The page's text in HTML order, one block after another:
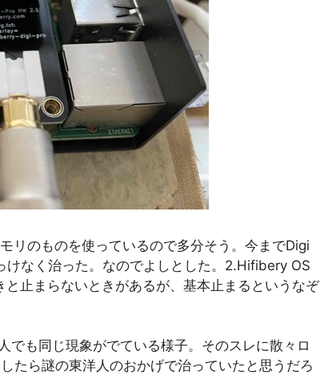
リのものを使っているので多分そう。今までDigi
なく治った。なのでよしとした。2.Hifibery OS
止まらないときがあるが、基本止まるというなぞ
も同じ現象がでている様子。そのスレに散々ロ
たら謎の東洋人のおかげで治っていたと思うだろ